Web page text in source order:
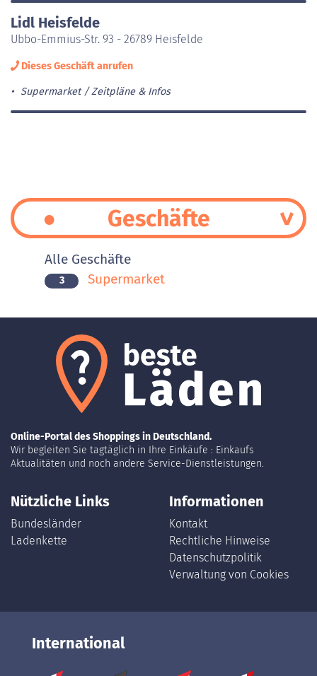
Lidl Heisfelde
Ubbo-Emmius-Str. 93 - 26789 Heisfelde
Dieses Geschäft anrufen
Supermarket Zeitpläne & Infos
Geschäfte
Alle Geschäfte
3 Supermarket
Online-Portal des Shoppings in Deutschland.
Wir begleiten Sie tagtäglich in Ihre Einkäufe : Einkaufs
Aktualitäten und noch andere Service-Dienstleistungen.
Nützliche Links
Bundesländer
Ladenkette
Informationen
Kontakt
Rechtliche Hinweise
Datenschutzpolitik
Verwaltung von Cookies
International